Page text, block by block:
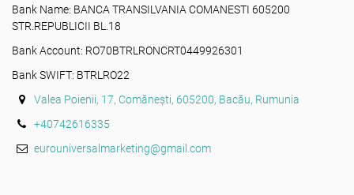
Bank Name: BANCA TRANSILVANIA COMANESTI 605200
STR.REPUBLICII BL.18
Bank Account: RO70BTRLRONCRT0449926301
Bank SWIFT: BTRLRO22
Valea Poienii, 17, Comănești, 605200, Bacău, Rumunia
+40742616335
eurouniversalmarketing@gmail.com